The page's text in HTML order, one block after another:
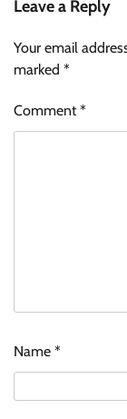
Leave a Reply
Your email
marked *
Comment*
Name *